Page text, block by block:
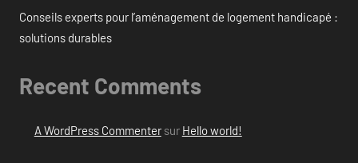
Conseils experts pour l’aménagement de logement handicapé :
solutions durables
Recent Comments
A WordPress Commentersur Hello world!